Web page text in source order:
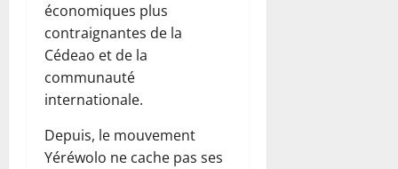
économiques plus
contraignantes de la
Cédeao et de la
communauté
internationale.
Depuis, le mouvement
Yéréwolo ne cache pas ses